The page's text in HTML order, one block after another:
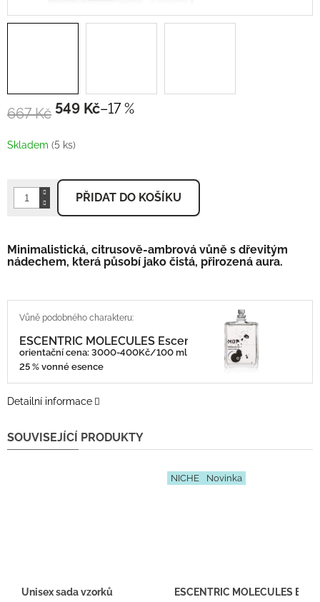
667 Kč –17 %
549 KčMěrná
Skladem (5 ks)
PŘIDAT DO KOŠÍKU
Minimalistická, citrusově-ambrová vůně s dřevitým
nádechem, která působí jako čistá, přirozená aura.
ESCENTRIC MOLECULES Escentric 01
orientační cena: 3000-400Kč/100 ml
25 % vonné esence
Detailní informace
SOUVISEJÍCÍ PRODUKTY
Unisex sada vzorků
NICHE Novinka
ESCENTRIC MOLECULES